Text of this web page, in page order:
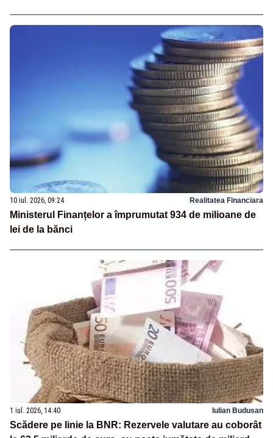
10 iul. 2026, 09:24 Realitatea Financiara
Ministerul Finanțelor a împrumutat 934 de milioane de
lei de la bănci
1 iul. 2026, 14:40 Iulian Budusan
Scădere pe linie la BNR: Rezervele valutare au coborât